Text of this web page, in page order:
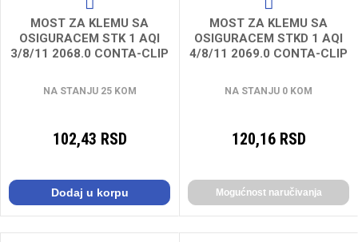
MOST ZA KLEMU SA
OSIGURACEM STK 1 AQI
3/8/11 2068.0 CONTA-CLIP
NA STANJU 25 KOM
102,43 RSD
Dodaj u korpu
MOST ZA KLEMU SA
OSIGURACEM STKD 1 AQI
4/8/11 2069.0 CONTA-CLIP
NA STANJU 0 KOM
120,16 RSD
Mogućnost naručivanja